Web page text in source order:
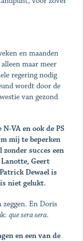
en maanden
maar meer
regering nodig
wordt door de
van gezond
VA en ook de PS
mij te beperken
succes een
Geert
Dewael is
niet gelukt.
zeggen. En Doris
que sera sera.
en een van de